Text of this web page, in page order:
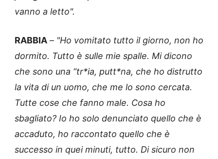
vanno a letto".
RABBIA – "Ho vomitato tutto il giorno, non ho
dormito. Tutto è sulle mie spalle. Mi dicono
che sono una “tr*ia, putt*na, che ho distrutto
la vita di un uomo, che me lo sono cercata.
Tutte cose che fanno male. Cosa ho
sbagliato? Io ho solo denunciato quello che è
accaduto, ho raccontato quello che è
successo in quei minuti, tutto. Di sicuro non